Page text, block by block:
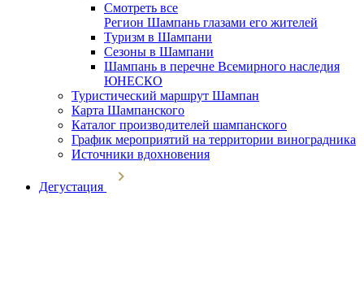
Смотреть все
Регион Шампань глазами его жителей
Туризм в Шампани
Сезоны в Шампани
Шампань в перечне Всемирного наследия
ЮНЕСКО
Туристический маршрут Шампан
Карта Шампанского
Каталог производителей шампанского
График мероприятий на территории виноградника
Источники вдохновения
Дегустация